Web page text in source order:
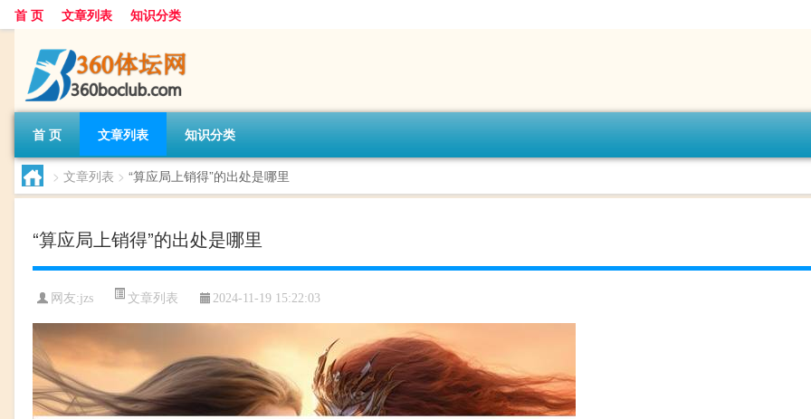
首 页 文章列表 知识分类
首 页 文章列表 知识分类
> 文章列表 > “算应局上销得”的出处是哪里
“算应局上销得”的出处是哪里
网友:jzs 文章列表 2024-11-19 15:22:03